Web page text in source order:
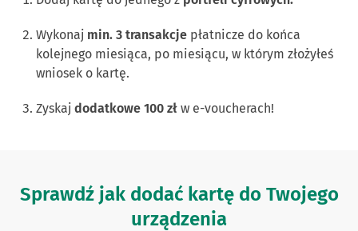
Wykonaj min. 3 transakcje płatnicze do końca
kolejnego miesiąca, po miesiącu, w którym złożyłeś
wniosek o kartę.
Zyskaj dodatkowe 100 zł w e-voucherach!
Sprawdź jak dodać kartę do Twojego
urządzenia